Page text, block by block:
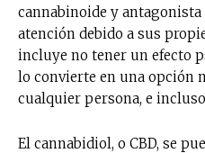
cannabinoide y antagonista
atención debido a sus
incluye no tener un efecto
lo convierte en una opción
cualquier persona, e
El cannabidiol, o CBD, se